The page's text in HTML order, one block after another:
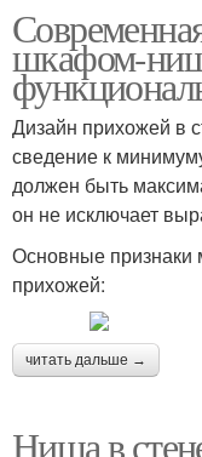
шкафом-
Дизайн прихожей в
сведение к
должен быть
он не исключает
Основные признаки
прихожей:
читать дальше →
Ниша в